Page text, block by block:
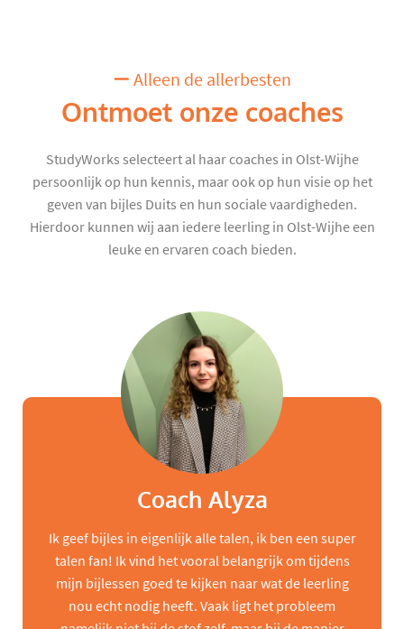
Alleen de allerbesten
Ontmoet onze coaches
StudyWorks selecteert al haar coaches in Olst-Wijhe
persoonlijk op hun kennis, maar ook op hun visie op het
geven van bijles Duits en hun sociale vaardigheden.
Hierdoor kunnen wij aan iedere leerling in Olst-Wijhe een
leuke en ervaren coach bieden.
Coach Alyza
Ik geef bijles in eigenlijk alle talen, ik ben een super
talen fan! Ik vind het vooral belangrijk om tijdens
mijn bijlessen goed te kijken naar wat de leerling
nou echt nodig heeft. Vaak ligt het probleem